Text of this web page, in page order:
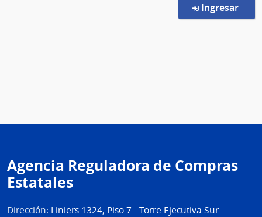
Ingresar
Agencia Reguladora de Compras
Estatales
Dirección: Liniers 1324, Piso 7 - Torre Ejecutiva Sur